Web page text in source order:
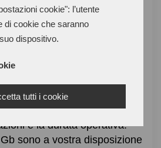
cookie": l’utente
di cookie che saranno
dispositivo.
tutti i cookie
come alternativa al
alla saldatura e ad altri
offre alle aziende un
adesivi nei processi
per ridurre i costi complessivi
l'affidabilità dei
e la durata operativa.
sono a vostra disposizione